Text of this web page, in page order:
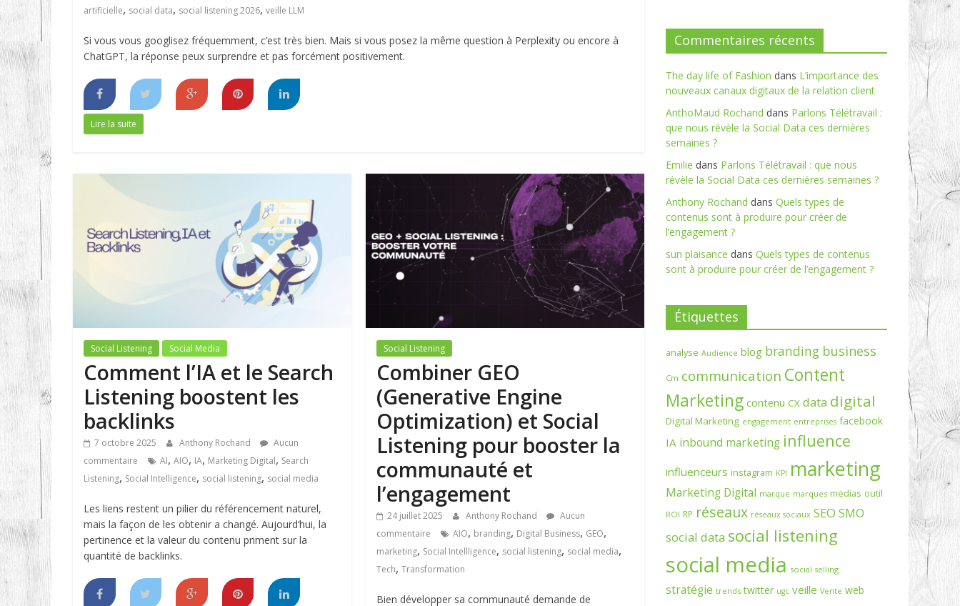
artificielle, social data, social listening 2026, veille LLM
Si vous vous googlisez fréquemment, c’est très bien. Mais si vous posez la même question à Perplexity ou encore à
ChatGPT, la réponse peux surprendre et pas forcément positivement.
Lire la suite
Social Listening Social Media
Comment l’IA et le Search
Listening boostent les
backlinks
7 octobre 2025 Anthony Rochand
Aucun
commentaire
AI, AIO, IA, Marketing Digital, Search
Listening, Social Intelligence, social listening, social media
Les liens restent un pilier du référencement naturel,
mais la façon de les obtenir a changé. Aujourd’hui, la
pertinence et la valeur du contenu priment sur la
quantité de backlinks.
Social Listening
Combiner GEO
(Generative Engine
Optimization) et Social
Listening pour booster la
communauté et
l’engagement
24 juillet 2025 Anthony Rochand
Aucun
commentaire
AIO, branding, Digital Business, GEO,
marketing, Social Intellligence, social listening, social media,
Tech,Transformation
Bien développer sa communauté demande de
Commentaires récents
The day life of Fashion dans L’importance des
nouveaux canaux digitaux de la relation client
AnthoMaud Rochand dans Parlons Télétravail :
que nous révèle la Social Data ces dernières
semaines ?
Emilie dans Parlons Télétravail : que nous
révèle la Social Data ces dernières semaines ?
Anthony Rochand dans Quels types de
contenus sont à produire pour créer de
l’engagement ?
sun plaisance dans Quels types de contenus
sont à produire pour créer de l’engagement ?
Étiquettes
analyse Audience blog branding business
Cm communication Content
Marketing contenu CX data digital
Digital Marketing engagement entreprises facebook
IA inbound marketing influence
influenceurs instagram KPI marketing
Marketing Digital marque marques medias outil
ROI RP réseaux réseaux sociaux SEO SMO
social data social listening
social media social selling
stratégie trends twitter ugc veille Vente web